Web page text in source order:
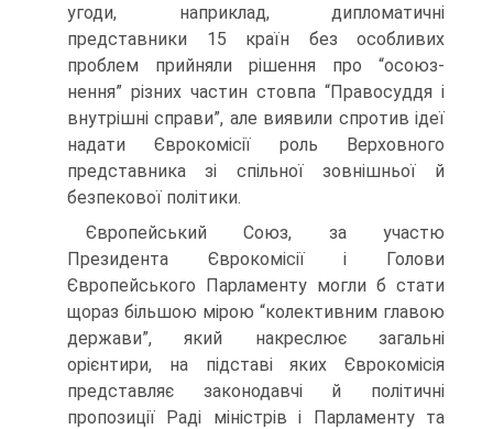
угоди, наприклад, дипломатичні
представники 15 країн без особливих
проблем прийняли рішення про “осоюз-
нення” різних частин стовпа “Правосуддя і
внутрішні справи”, але виявили спротив ідеї
надати Єврокомісії роль Верховного
представника зі спільної зовнішньої й
безпекової політики.
Європейський Союз, за участю
Президента Єврокомісії і Голови
Європейського Парламенту могли б стати
щораз більшою мірою “колективним главою
держави”, який накреслює загальні
орієнтири, на підставі яких Єврокомісія
представляє законодавчі й політичні
пропозиції Раді міністрів і Парламенту та